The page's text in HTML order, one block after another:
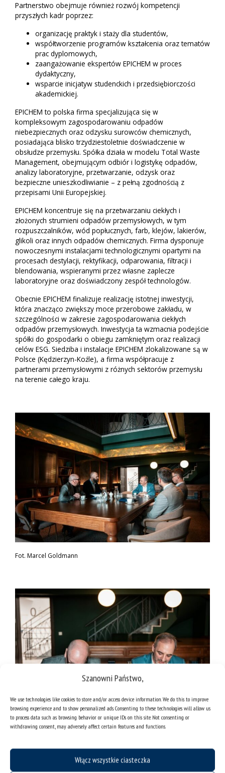
Szanowni Państwo,
We use technologies like cookies to store and/or access device information. We do this to improve
browsing experience and to show personalized ads. Consenting to these technologies will allow us
to process data such as browsing behavior or unique IDs on this site. Not consenting or
withdrawing consent, may adversely affect certain features and functions.
Włącz wszystkie ciasteczka
Partnerstwo obejmuje również rozwój kompetencji
przyszłych kadr poprzez:
organizację praktyk i staży dla studentów,
współtworzenie programów kształcenia oraz tematów
prac dyplomowych,
zaangażowanie ekspertów EPICHEM w proces
dydaktyczny,
wsparcie inicjatyw studenckich i przedsiębiorczości
akademickiej.
EPICHEM to polska firma specjalizująca się w
kompleksowym zagospodarowaniu odpadów
niebezpiecznych oraz odzysku surowców chemicznych,
posiadająca blisko trzydziestoletnie doświadczenie w
obsłudze przemysłu. Spółka działa w modelu Total Waste
Management, obejmującym odbiór i logistykę odpadów,
analizy laboratoryjne, przetwarzanie, odzysk oraz
bezpieczne unieszkodliwianie – z pełną zgodnością z
przepisami Unii Europejskiej.
EPICHEM koncentruje się na przetwarzaniu ciekłych i
złożonych strumieni odpadów przemysłowych, w tym
rozpuszczalników, wód popłucznych, farb, klejów, lakierów,
glikoli oraz innych odpadów chemicznych. Firma dysponuje
nowoczesnymi instalacjami technologicznymi opartymi na
procesach destylacji, rektyfikacji, odparowania, filtracji i
blendowania, wspieranymi przez własne zaplecze
laboratoryjne oraz doświadczony zespół technologów.
Obecnie EPICHEM finalizuje realizację istotnej inwestycji,
która znacząco zwiększy moce przerobowe zakładu, w
szczególności w zakresie zagospodarowania ciekłych
odpadów przemysłowych. Inwestycja ta wzmacnia podejście
spółki do gospodarki o obiegu zamkniętym oraz realizacji
celów ESG. Siedziba i instalacje EPICHEM zlokalizowane są w
Polsce (Kędzierzyn-Koźle), a firma współpracuje z
partnerami przemysłowymi z różnych sektorów przemysłu
na terenie całego kraju.
Fot. Marcel Goldmann
Fot. Marcel Goldmann